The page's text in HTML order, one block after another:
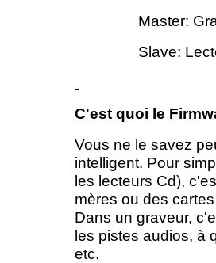
Master:
Slave:
C'est quoi le
Vous ne le savez
intelligent. Pour
les lecteurs Cd),
mères ou des
Dans un graveur,
les pistes audios, à
etc.